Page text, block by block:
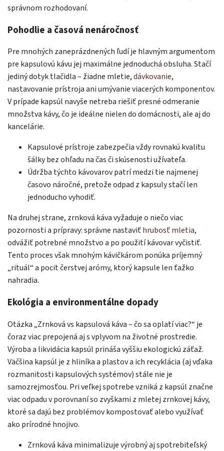
správnom rozhodovaní.
Pohodlie a časová nenáročnosť
Pre mnohých zaneprázdnených ľudí je hlavným argumentom
pre kapsulovú kávu jej maximálne jednoduchá obsluha. Stačí
jediný dotyk tlačidla – žiadne mletie,dávkovanie,
nastavovanie prístroja ani umývanie viacerých komponentov.
V prípade kapsúl navyše netreba riešiť presné odmeranie
množstva kávy, čo je ideálne nielen do domácnosti, ale aj do
kancelárie.
Kapsulové prístroje zabezpečia vždy rovnakú kvalitu
šálky bez ohľadu na čas či skúsenosti užívateľa.
Údržba týchto kávovarov patrí medzi tie najmenej
časovo náročné, pretože odpad z kapsuly stačí len
jednoducho vyhodiť.
Na druhej strane, zrnková káva vyžaduje o niečo viac
pozornosti a prípravy: správne nastaviťhrubosť mletia,
odvážiť potrebné množstvo a po použití kávovar vyčistiť.
Tento proces však mnohým kávičkárom ponúka príjemný
„rituál“ a pocit čerstvej arómy, ktorý kapsule len ťažko
nahradia.
Ekológia a environmentálne dopady
Otázka „Zrnková vs kapsulová káva – čo sa oplatí viac?“ je
čoraz viac prepojená aj s vplyvom na životné prostredie.
Výroba a likvidácia kapsúl prináša vyššiu ekologickú záťaž.
Väčšina kapsúl je z hliníka a plastov a ich recyklácia (aj vďaka
rozmanitosti kapsulových systémov) stále nie je
samozrejmosťou. Pri veľkej spotrebe vzniká z kapsúl značne
viac odpadu v porovnaní so zvyškami z mletej zrnkovej kávy,
ktoré sa dajú bez problémov kompostovať alebo využívať
ako prírodné hnojivo.
Zrnková káva minimalizuje výrobný aj spotrebiteľský